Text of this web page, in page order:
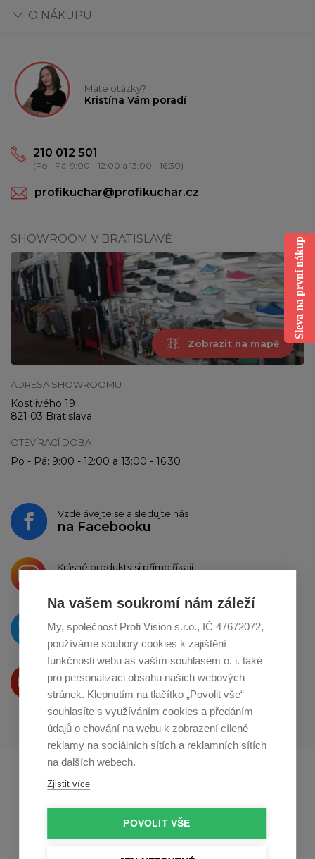
Na vašem soukromí nám záleží
My, společnost Profi Vision s.r.o., IČ 47672072,
používáme soubory cookies k zajištění
funkčnosti webu as vaším souhlasem o. i. také
pro personalizaci obsahu našich webových
stránek. Klepnutím na tlačítko „Povolit vše“
souhlasíte s využíváním cookies a předáním
údajů o chování na webu k zobrazení cílené
reklamy na sociálních sítích a reklamních sítích
na dalších webech.
Zjistit více
POVOLIT VŠE
O NÁKUPU
Máte otázky?
Kristína Vám poradí
210 012 501
(Po - Pá: 9:00 - 12:00 a 13:00 - 16:30)
profikuchar@profikuchar.cz
SHOWROOM V BRATISLAVĚ
Zobrazit na mapě
ADRESA SHOWROOMU
Kostlivého 19
821 03 Bratislava
OTEVÍRACÍ DOBA
Po - Pá: 9:00 - 12:00 a 13:00 - 16:30
Vzdělávejte se a sledujte nás
na Facebooku
Krásné produkty si přímo říkají
O novinkách píšeme
naTwitteru
Produkty Vám představujeme
na Youtube
Profikuchar.sk
Sleva na první nákup